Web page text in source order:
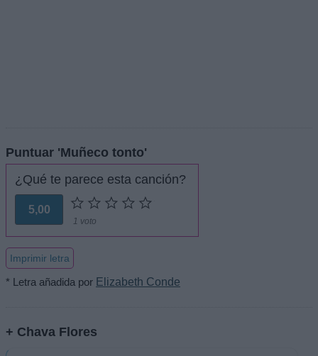
Puntuar 'Muñeco tonto'
¿Qué te parece esta canción?
5,00
1 voto
Imprimir letra
* Letra añadida por Elizabeth Conde
+ Chava Flores